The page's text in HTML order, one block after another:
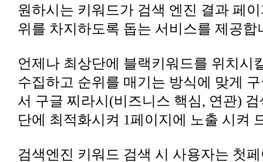
위를 차지하도록 돕는 서비스를 제공합
단에 최적화시켜 1페이지에 노출 시켜